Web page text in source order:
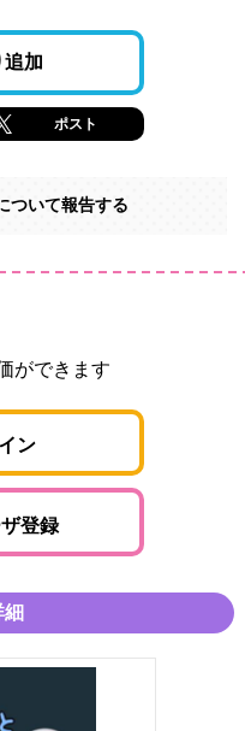
加
ポスト
ついて報告する
ができます
ン
登録